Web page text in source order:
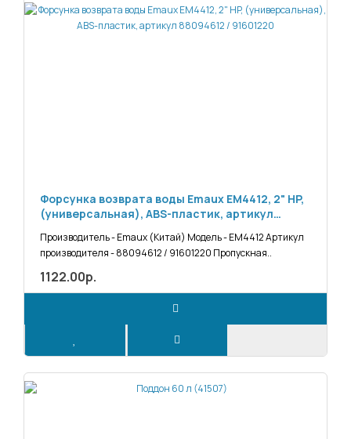
Форсунка возврата воды Emaux EM4412, 2" НP,
(универсальная), ABS-пластик, артикул
88094612 / 91601220
Производитель - Emaux (Китай) Модель - EM4412 Артикул
производителя - 88094612 / 91601220 Пропускная..
1122.00р.